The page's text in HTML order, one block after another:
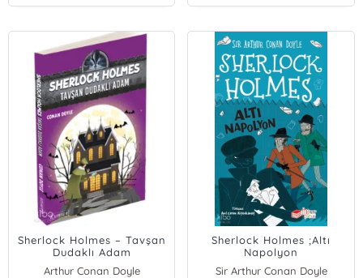
Sherlock Holmes – Tavşan
Dudaklı Adam
Arthur Conan Doyle
Sherlock Holmes ;Altı
Napolyon
Sir Arthur Conan Doyle